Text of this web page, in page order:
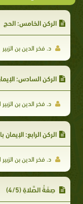
الركن الخامس: الحج
د. فخر الدين بن الزبير
الركن السادس:
د. فخر الدين بن
الركن الرابع: الإيمان
د. فخر الدين بن
صِفَةُ الصَّلاةِ (4/5)